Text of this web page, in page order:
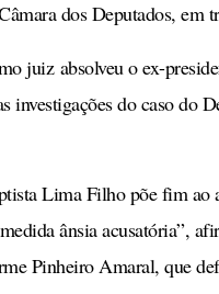
dos Deputados, em
juiz absolveu o ex-
investigações do caso do
Lima Filho põe fim
ânsia acusatória”,
Pinheiro Amaral, que